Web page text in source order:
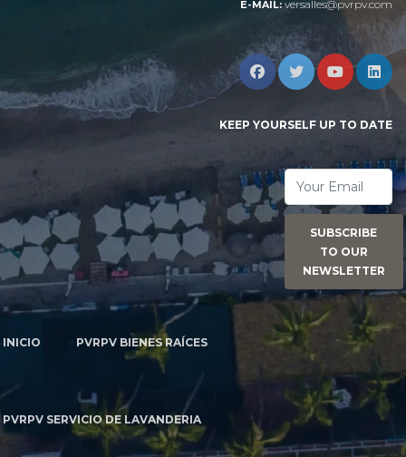
E-MAIL: versalles@pvrpv.com
KEEP YOURSELF UP TO DATE
SUBSCRIBE
TO OUR
NEWSLETTER
INICIO PVRPV BIENES RAÍCES
PVRPV SERVICIO DE LAVANDERIA